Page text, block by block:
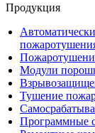
Продукция
Модули
Тушение
Программные